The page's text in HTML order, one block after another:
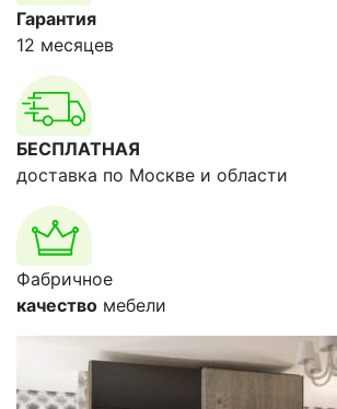
Гарантия
12 месяцев
БЕСПЛАТНАЯ
доставка по Москве и области
Фабричное
качество мебели